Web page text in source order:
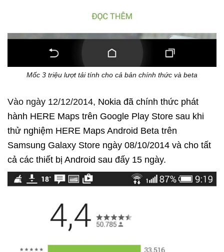
Mốc 3 triệu lượt tải tính cho cả bản chính thức và beta
Vào ngày 12/12/2014, Nokia đã chính thức phát
hành HERE Maps trên Google Play Store sau khi
thử nghiệm HERE Maps Android Beta trên
Samsung Galaxy Store ngày 08/10/2014 và cho tất
cả các thiết bị Android sau đấy 15 ngày.